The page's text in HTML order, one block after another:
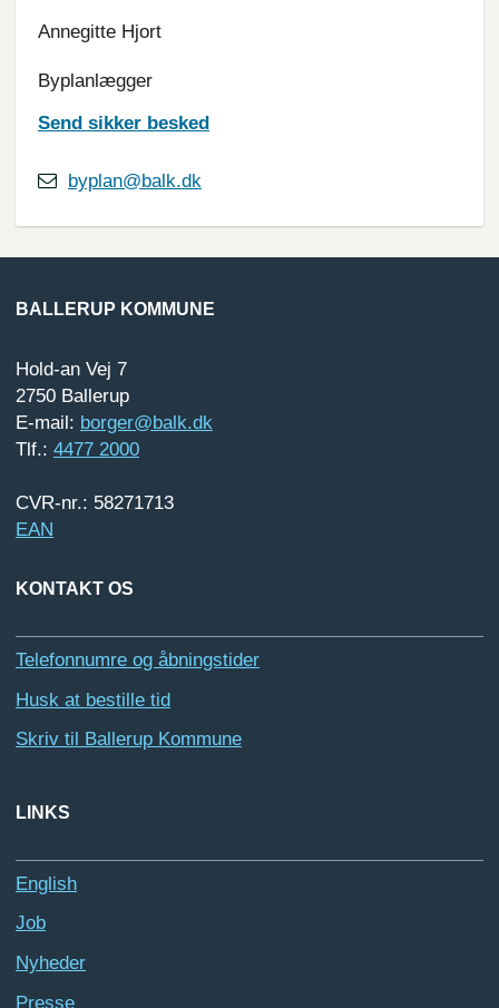
Annegitte Hjort
Byplanlægger
Send sikker besked
byplan@balk.dk
BALLERUP KOMMUNE
Hold-an Vej 7
2750 Ballerup
E-mail: borger@balk.dk
Tlf.: 4477 2000
CVR-nr.: 58271713
EAN
KONTAKT OS
Telefonnumre og åbningstider
Husk at bestille tid
Skriv til Ballerup Kommune
LINKS
English
Job
Nyheder
Presse